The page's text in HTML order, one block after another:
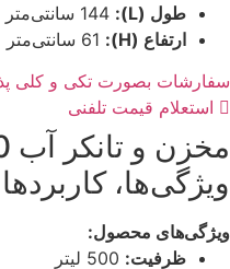
طول (L):
ارتفاع (H):
سفارشات بصورت تکی و کلی
استعلام قیمت تلفنی
ویژگی‌ها،
ویژگی‌های محصول:
ظرفیت: